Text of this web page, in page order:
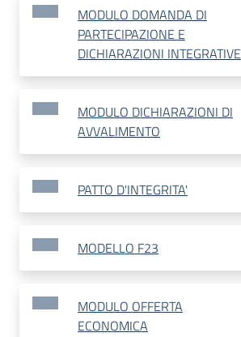
MODULO DOMANDA DI
PARTECIPAZIONE E
DICHIARAZIONI INTEGRATIVE
MODULO DICHIARAZIONI DI
AVVALIMENTO
PATTO D'INTEGRITA'
MODELLO F23
MODULO OFFERTA
ECONOMICA